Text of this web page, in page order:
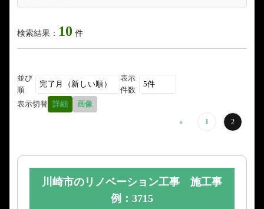
検索結果： 10 件
並び
順
表示
件数
表示切替 詳細 画像
« 1 2
川崎市のリノベーション工事 施工事
例：3715